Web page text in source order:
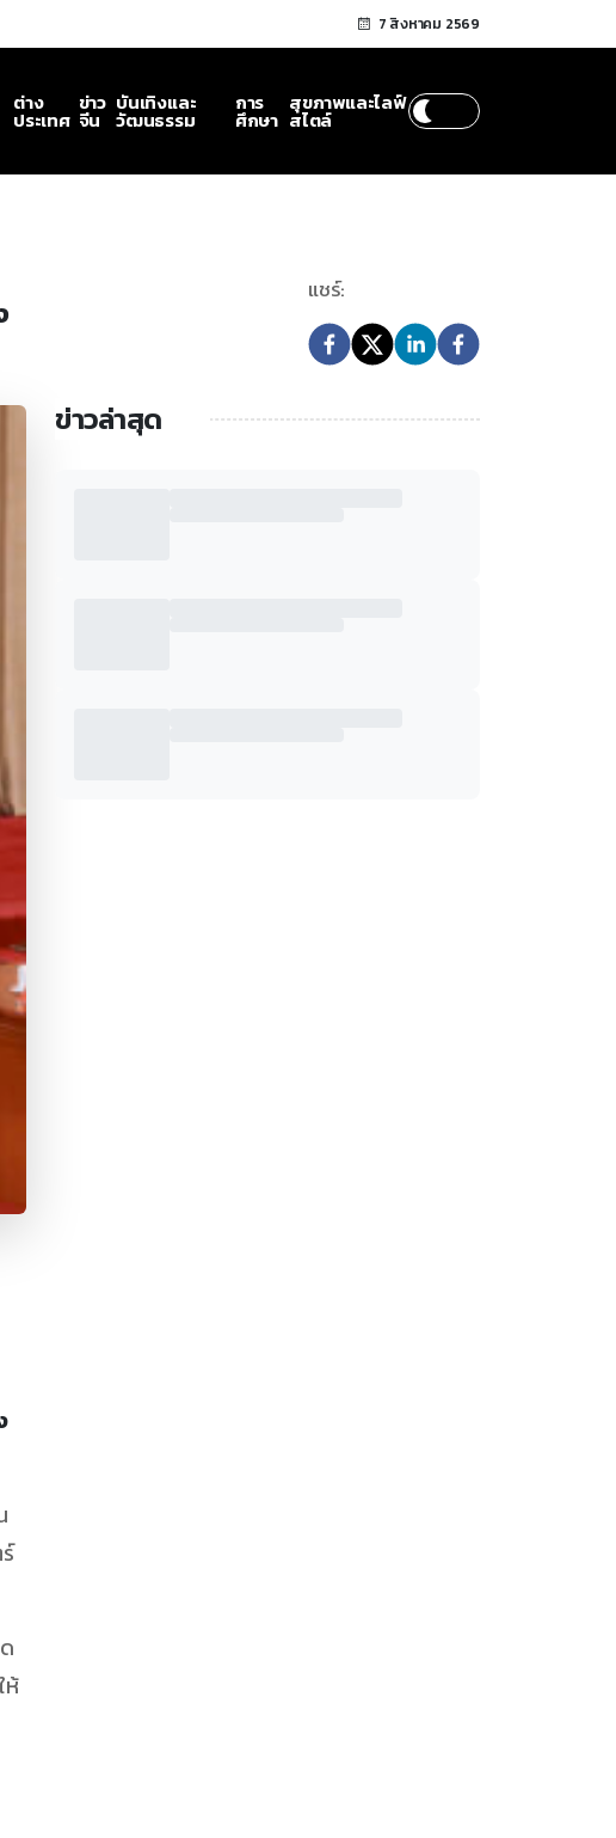
7 สิงหาคม 2569
ต่าง
ประเทศ
ข่าว
จีน
บันเทิงและ
วัฒนธรรม
การ
ศึกษา
สุขภาพและไลฟ์
สไตล์
แชร์:
ห้
ข่าวล่าสุด